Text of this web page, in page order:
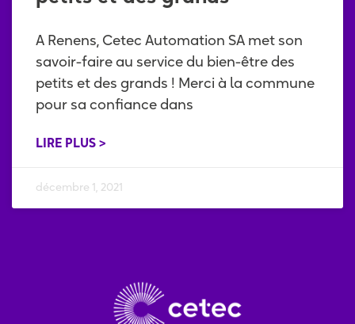
A Renens, Cetec Automation SA met son
savoir-faire au service du bien-être des
petits et des grands ! Merci à la commune
pour sa confiance dans
LIRE PLUS >
décembre 1, 2021